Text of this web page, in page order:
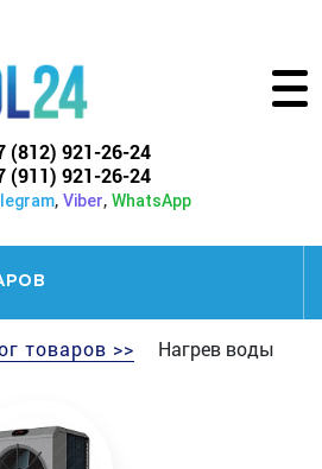
(812) 921-26-24
(911) 921-26-24
, Viber, WhatsApp
товаров >> Нагрев воды